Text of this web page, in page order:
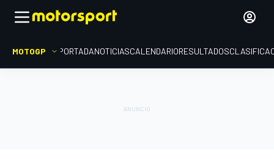
MOTOGP PORTADANOTICIASCALENDARIORESULTADOS